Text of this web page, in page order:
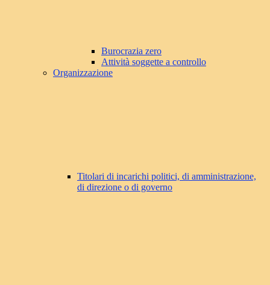
Burocrazia zero
Attività soggette a controllo
Organizzazione
Titolari di incarichi politici, di amministrazione,
di direzione o di governo